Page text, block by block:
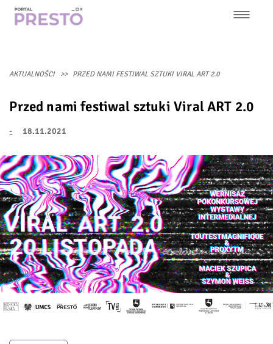
Przejdź
nawigacja
AKTUALNOŚCI PRZED NAMI FESTIWAL SZTUKI VIRAL ART 2.0
Przed nami festiwal sztuki Viral ART 2.0
- 18.11.2021